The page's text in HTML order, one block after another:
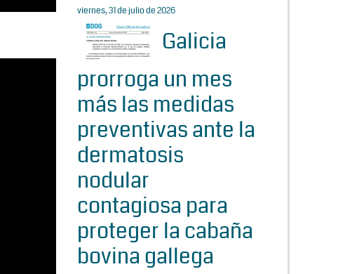
viernes, 31 de julio de 2026
Galicia
prorroga un mes
más las medidas
preventivas ante la
dermatosis
nodular
contagiosa para
proteger la cabaña
bovina gallega